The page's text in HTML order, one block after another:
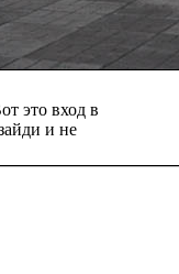
это вход в
и не